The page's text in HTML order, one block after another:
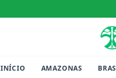
INÍCIO AMAZONAS